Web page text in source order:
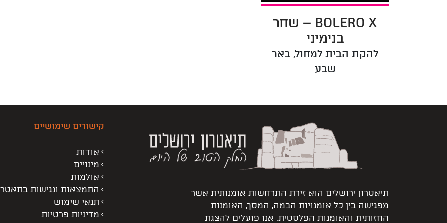
BOLERO X – שחר
בנימיני
להקת הבית למחול, באר
שבע
תיאטרון ירושלים הוא זירת התרחשות אומנותית אשר
מפגישה בין כל אומנויות הבמה, המסך, האומנות
החזותית והאומנות הפלסטית. אנו פועלים להצגת
קישורים שימושיים
אודות
מינויים
אולמות
התמצאות ונגישות
תנאי שימוש
מדיניות פרטיות